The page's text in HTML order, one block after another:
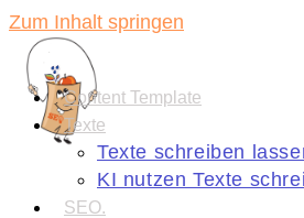
Zum Inhalt springen
Content Template
Texte
Texte schreiben
KI nutzen Texte
SEO.